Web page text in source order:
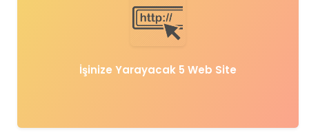
İşinize Yarayacak 5 Web Site